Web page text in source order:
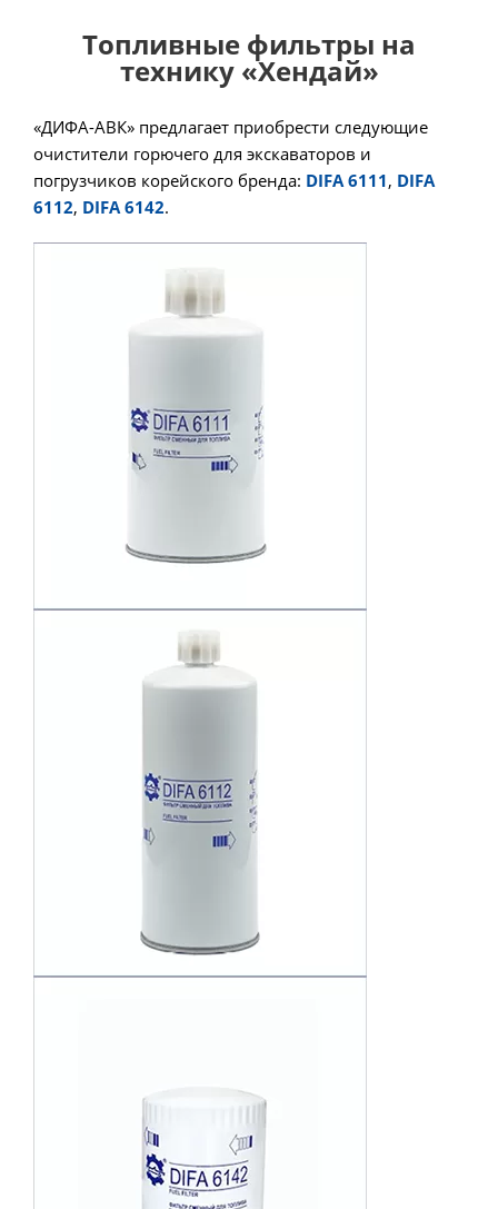
Топливные фильтры на
технику «Хендай»
«ДИФА-АВК» предлагает приобрести следующие
очистители горючего для экскаваторов и
погрузчиков корейского бренда: DIFA 6111, DIFA
6112, DIFA 6142.